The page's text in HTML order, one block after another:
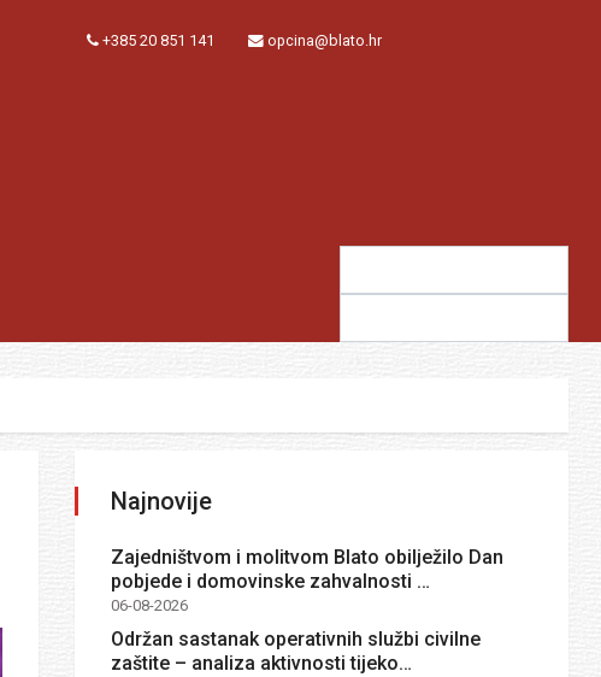
+385 20 851 141 opcina@blato.hr
Najnovije
Zajedništvom i molitvom Blato obilježilo Dan
pobjede i domovinske zahvalnosti …
06-08-2026
Održan sastanak operativnih službi civilne
zaštite – analiza aktivnosti tijeko…